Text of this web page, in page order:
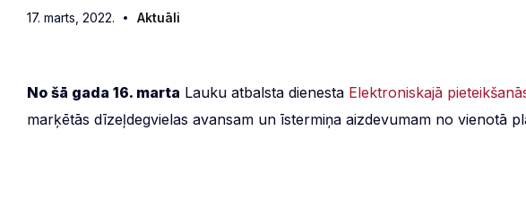
17. marts, 2022. Aktuāli
No šā gada 16. marta Lauku atbalsta dienesta Elektroniskajā
marķētās dīzeļdegvielas avansam un īstermiņa aizdevumam no vienotā